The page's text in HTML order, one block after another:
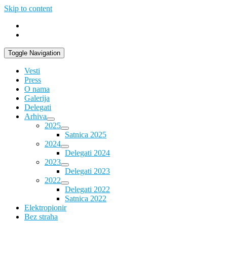
Skip to content
Toggle Navigation
Vesti
Press
O nama
Galerija
Delegati
Arhiva
2025
Satnica 2025
2024
Delegati 2024
2023
Delegati 2023
2022
Delegati 2022
Satnica 2022
Elektropionir
Bez straha